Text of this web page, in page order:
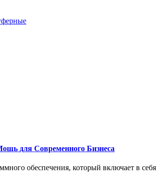
для Современного Бизнеса
обеспечения, который включает в